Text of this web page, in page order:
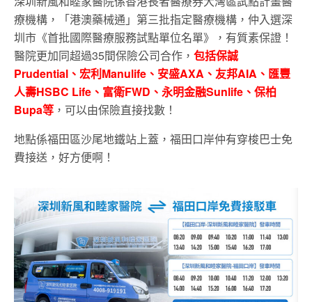
療機構，「港澳藥械通」第三批指定醫療機構，仲入選深
圳市《首批國際醫療服務試點單位名單》，有質素保證！
醫院更加同超過35間保險公司合作， 包括保誠
Prudential、宏利Manulife、安盛AXA、友邦AIA、匯豐
人壽HSBC Life、富衛FWD、永明金融Sunlife、保柏
Bupa等 ，可以由保險直接找數！
地點係福田區沙尾地鐵站上蓋，福田口岸仲有穿梭巴士免
費接送，好方便啊！